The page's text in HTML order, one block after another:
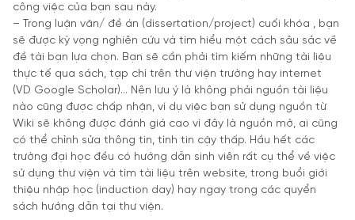
công việc của bạn sau này.
– Trong luận văn/ đề án (dissertation/project) cuối khóa , bạn
sẽ được kỳ vọng nghiên cứu và tìm hiểu một cách sâu sắc về
đề tài bạn lựa chọn. Bạn sẽ cần phải tìm kiếm những tài liệu
thực tế qua sách, tạp chí trên thư viện trường hay internet
(VD Google Scholar)… Nên lưu ý là không phải nguồn tài liệu
nào cũng được chấp nhận, ví dụ việc bạn sử dụng nguồn từ
Wiki sẽ không được đánh giá cao vì đây là nguồn mở, ai cũng
có thể chỉnh sửa thông tin, tính tin cậy thấp. Hầu hết các
trường đại học đều có hướng dẫn sinh viên rất cụ thể về việc
sử dụng thư viện và tìm tài liệu trên website, trong buổi giới
thiệu nhập học (induction day) hay ngay trong các quyển
sách hướng dẫn tại thư viện.